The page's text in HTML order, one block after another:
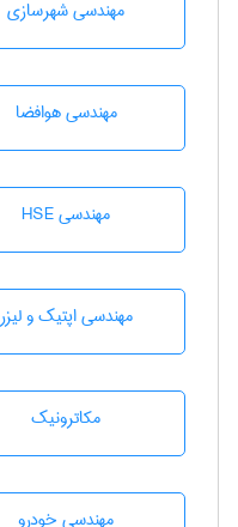
مهندسی شهرسازی
مهندسی هوافضا
مهندسی HSE
مهندسی اپتیک و لیزر
مکاترونیک
مهندسی خودرو